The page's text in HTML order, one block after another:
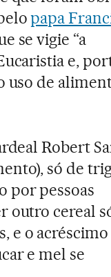
papa
se vigie “a
e,
uso de
Robert
só de
por pessoas
outro cereal
e o acréscimo
e mel se